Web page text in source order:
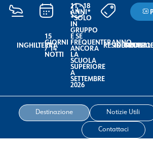
INGHILTERRA
15
GIORNI
/ 14
NOTTI
11 - 18
ANNI*
*SOLO
IN
GRUPPO
E SE
FREQUENTERANNO
ANCORA
LA
SCUOLA
SUPERIORE
A
SETTEMBRE
2026
RESIDENZIALE
GRUPPO
Destinazione Notizie Utili
Contattaci